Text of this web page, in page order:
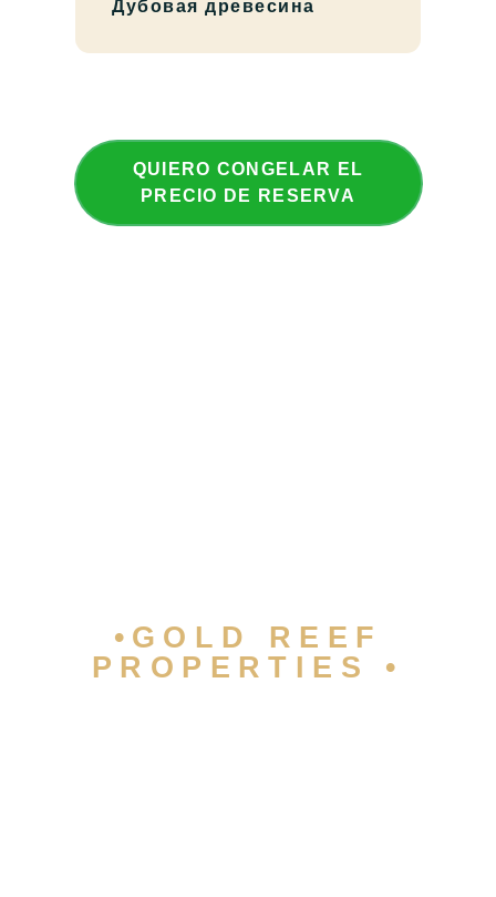
Дубовая древесина
QUIERO CONGELAR EL
PRECIO DE RESERVA
•GOLD REEF
PROPERTIES •